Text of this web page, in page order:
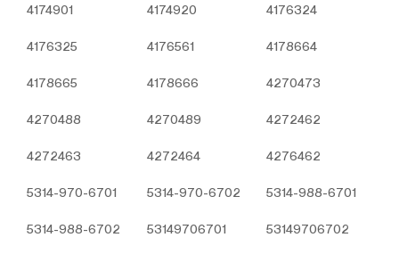
4174901 4174920 4176324
4176325 4176561 4178664
4178665 4178666 4270473
4270488 4270489 4272462
4272463 4272464 4276462
5314-970-6701 5314-970-6702 5314-988-6701
5314-988-6702 53149706701 53149706702
E – Posta:
info@otobiroto.com
Web Adresi: www.turbo-